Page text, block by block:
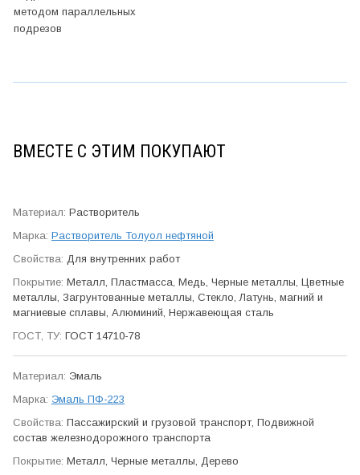
методом параллельных
подрезов
ВМЕСТЕ С ЭТИМ ПОКУПАЮТ
Растворитель
Растворитель Толуол нефтяной
Для внутренних работ
Металл, Пластмасса, Медь, Черные металлы, Цветные
металлы, Загрунтованные металлы, Стекло, Латунь, магний и
магниевые сплавы, Алюминий, Нержавеющая сталь
ГОСТ 14710-78
Эмаль
Эмаль ПФ-223
Пасса­жирский и грузовой транспорт, Подвижной
состав железно­дорожного транспорта
Металл, Черные металлы, Дерево